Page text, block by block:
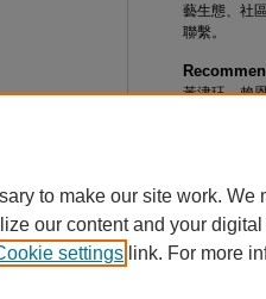
藝生態、社
聯繫。
黃津玨、賴
to make our site work.
our content and your
settings link. For more